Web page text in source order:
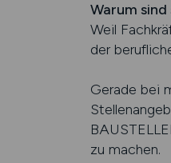
Warum
Weil
der
Gerade bei
zu machen.